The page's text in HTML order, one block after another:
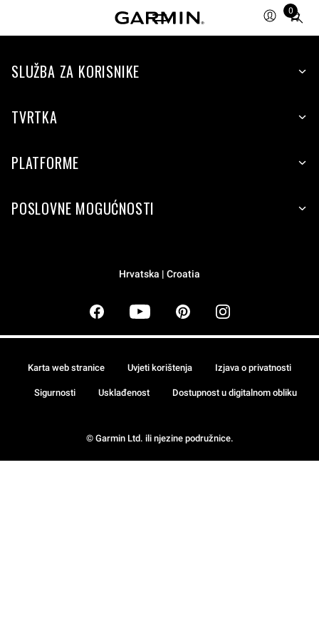
0
Total
items
cart:
SLUŽBA ZA KORISNIKE
TVRTKA
PLATFORME
POSLOVNE MOGUĆNOSTI
Hrvatska | Croatia
© Garmin Ltd. ili njezine podružnice.
Karta web stranice Uvjeti korištenja Izjava o privatnosti
Sigurnosti Usklađenost Dostupnost u digitalnom obliku